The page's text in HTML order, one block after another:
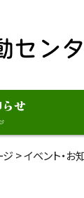
せ
ジ >イベント・お